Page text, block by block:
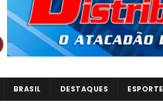
BRASIL DESTAQUES ESPORTE